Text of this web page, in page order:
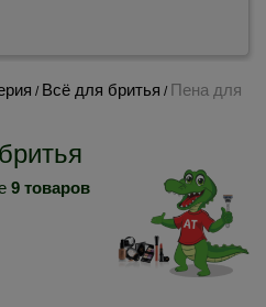
/ Всё для бритья / Пена для
9 товаров